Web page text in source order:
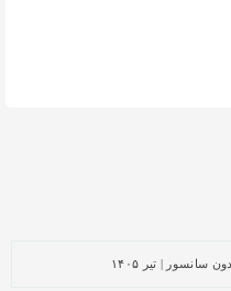
سانسور | تیر ۱۴۰۵